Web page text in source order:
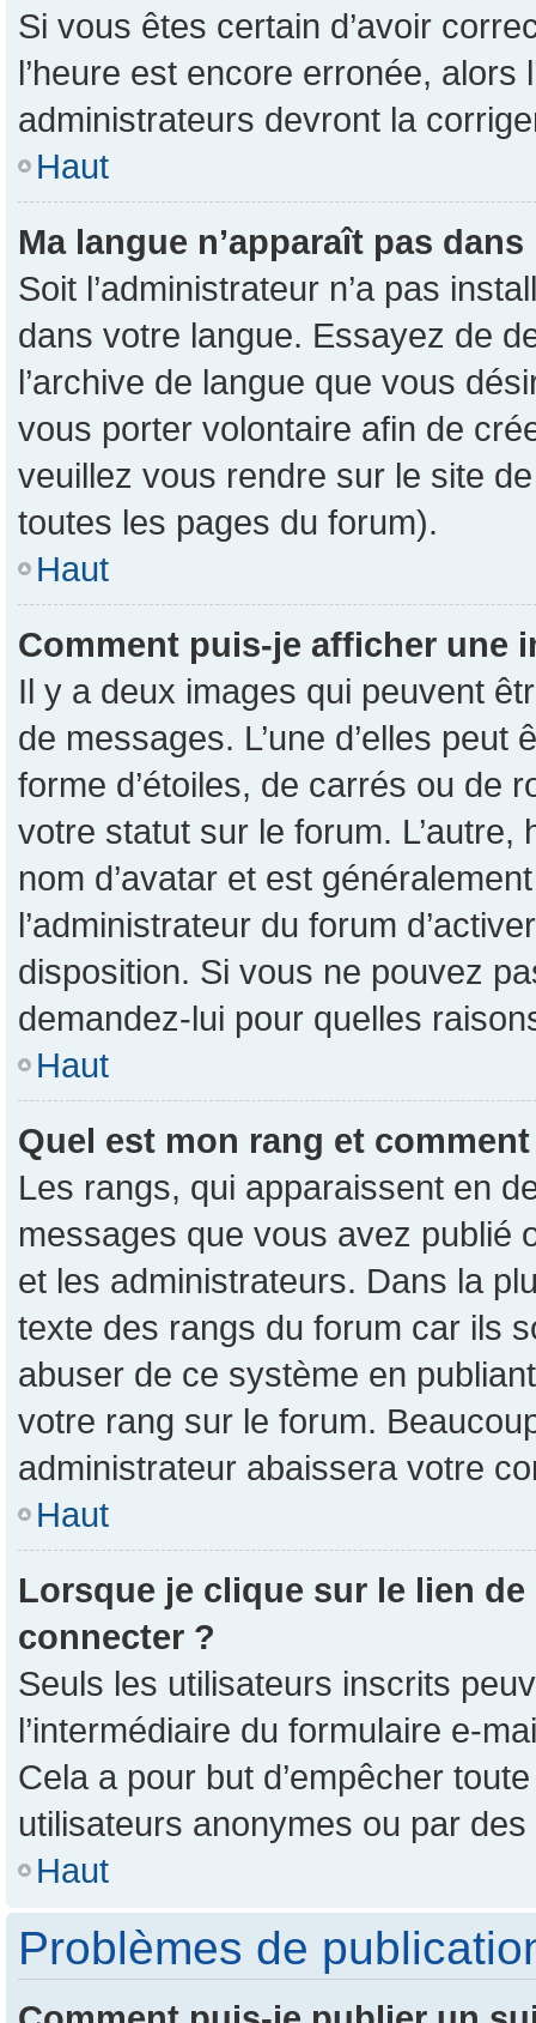
Si vous êtes certain d’avoir
l’heure est encore erronée, alors
administrateurs devront la
Haut
Ma langue n’apparaît pas
Soit l’administrateur n’a pas
dans votre langue. Essayez de
l’archive de langue que vous
vous porter volontaire afin de
veuillez vous rendre sur le site
toutes les pages du forum).
Haut
Comment puis-je afficher une
Il y a deux images qui peuvent
de messages. L’une d’elles
forme d’étoiles, de carrés ou de
votre statut sur le forum.
nom d’avatar et est
l’administrateur du forum
disposition. Si vous ne pouvez
demandez-lui pour quelles
Haut
Quel est mon rang et
Les rangs, qui apparaissent en
messages que vous avez publié
et les administrateurs. Dans la
texte des rangs du forum car ils
abuser de ce système en
votre rang sur le forum.
administrateur abaissera votre
Haut
Lorsque je clique sur le lien de
connecter ?
Seuls les utilisateurs inscrits
l’intermédiaire du formulaire e-
Cela a pour but d’empêcher
utilisateurs anonymes ou par
Haut
Problèmes de